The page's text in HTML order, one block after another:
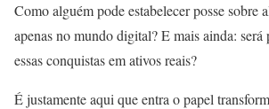
Como alguém pode estabelecer posse sobre
apenas no mundo digital? E mais ainda: será
essas conquistas em ativos reais?
É justamente aqui que entra o papel